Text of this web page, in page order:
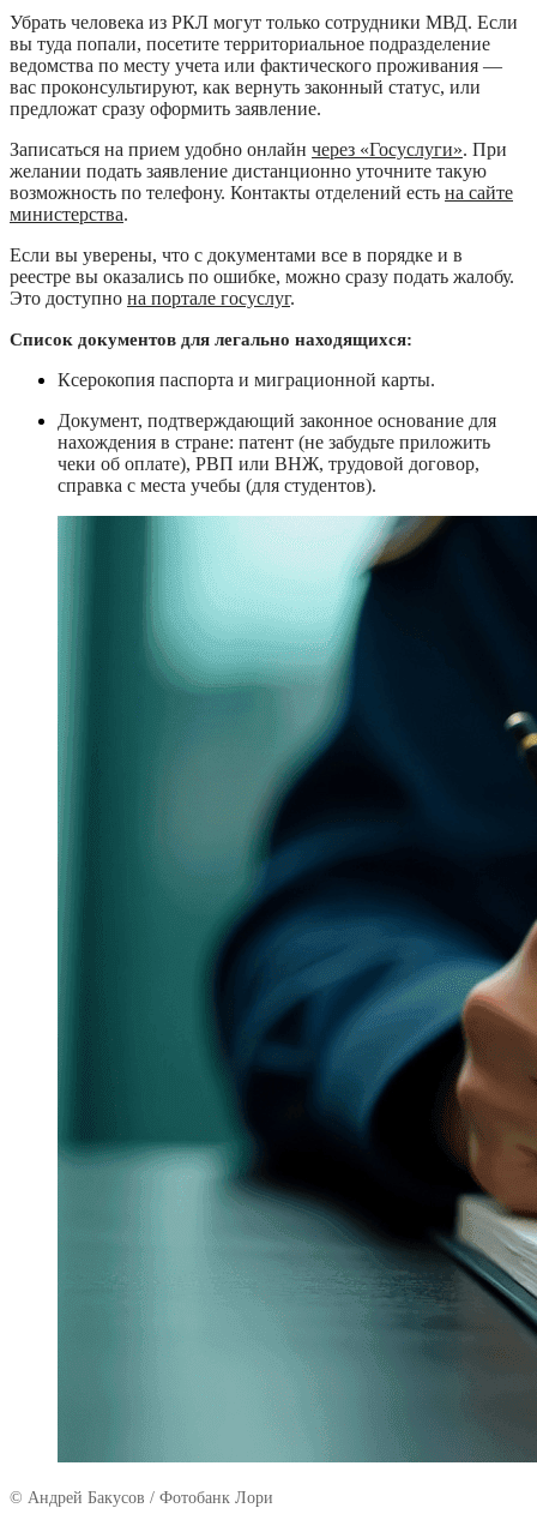
Убрать человека из РКЛ могут только сотрудники МВД. Если
вы туда попали, посетите территориальное подразделение
ведомства по месту учета или фактического проживания —
вас проконсультируют, как вернуть законный статус, или
предложат сразу оформить заявление.
Записаться на прием удобно онлайн через «Госуслуги». При
желании подать заявление дистанционно уточните такую
возможность по телефону. Контакты отделений есть на сайте
министерства.
Если вы уверены, что с документами все в порядке и в
реестре вы оказались по ошибке, можно сразу подать жалобу.
Это доступно на портале госуслуг.
Список документов для легально находящихся:
Ксерокопия паспорта и миграционной карты.
Документ, подтверждающий законное основание для
нахождения в стране: патент (не забудьте приложить
чеки об оплате), РВП или ВНЖ, трудовой договор,
справка с места учебы (для студентов).
© Андрей Бакусов / Фотобанк Лори